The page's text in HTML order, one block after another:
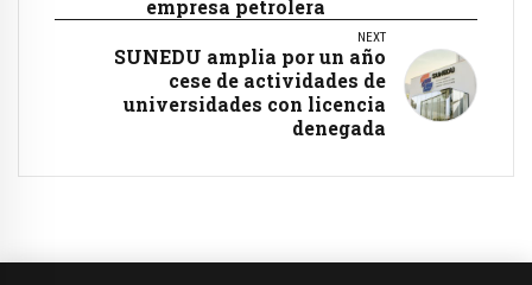
empresa petrolera
NEXT
SUNEDU amplia por un año
cese de actividades de
universidades con licencia
denegada